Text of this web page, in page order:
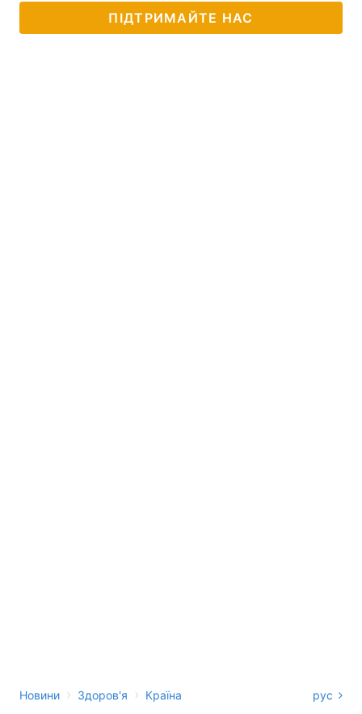
ПІДТРИМАЙТЕ НАС
Новини › Здоров'я › Країна рус